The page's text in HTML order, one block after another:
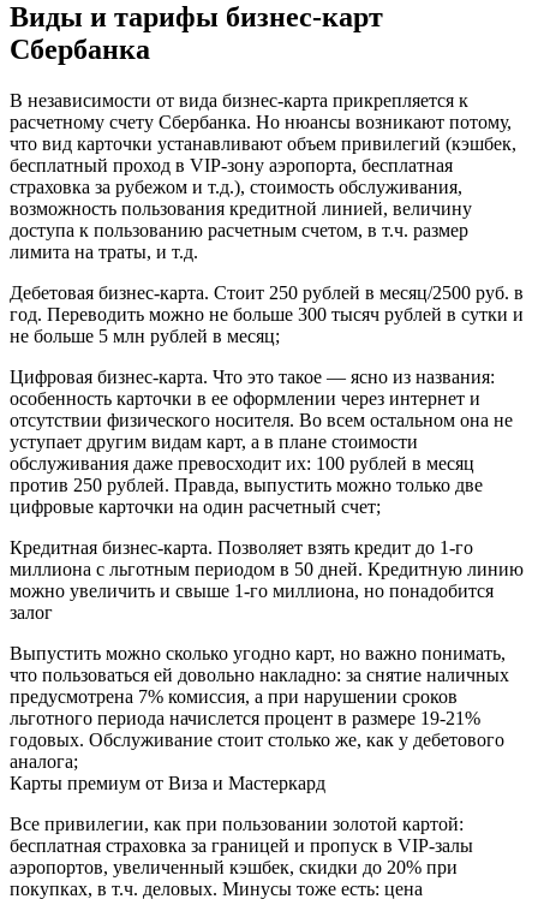
Виды и тарифы бизнес-карт
Сбербанка
В независимости от вида бизнес-карта прикрепляется к
расчетному счету Сбербанка. Но нюансы возникают потому,
что вид карточки устанавливают объем привилегий (кэшбек,
бесплатный проход в VIP-зону аэропорта, бесплатная
страховка за рубежом и т.д.), стоимость обслуживания,
возможность пользования кредитной линией, величину
доступа к пользованию расчетным счетом, в т.ч. размер
лимита на траты, и т.д.
Дебетовая бизнес-карта. Стоит 250 рублей в месяц/2500 руб. в
год. Переводить можно не больше 300 тысяч рублей в сутки и
не больше 5 млн рублей в месяц;
Цифровая бизнес-карта. Что это такое — ясно из названия:
особенность карточки в ее оформлении через интернет и
отсутствии физического носителя. Во всем остальном она не
уступает другим видам карт, а в плане стоимости
обслуживания даже превосходит их: 100 рублей в месяц
против 250 рублей. Правда, выпустить можно только две
цифровые карточки на один расчетный счет;
Кредитная бизнес-карта. Позволяет взять кредит до 1-го
миллиона с льготным периодом в 50 дней. Кредитную линию
можно увеличить и свыше 1-го миллиона, но понадобится
залог
Выпустить можно сколько угодно карт, но важно понимать,
что пользоваться ей довольно накладно: за снятие наличных
предусмотрена 7% комиссия, а при нарушении сроков
льготного периода начислется процент в размере 19-21%
годовых. Обслуживание стоит столько же, как у дебетового
аналога;
Карты премиум от Виза и Мастеркард
Все привилегии, как при пользовании золотой картой:
бесплатная страховка за границей и пропуск в VIP-залы
аэропортов, увеличенный кэшбек, скидки до 20% при
покупках, в т.ч. деловых. Минусы тоже есть: цена